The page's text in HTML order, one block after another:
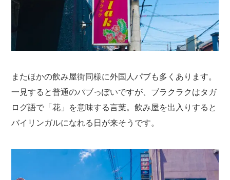
またほかの飲み屋街同様に外国人パブも多くあります。
一見すると普通のパブっぽいですが、ブラクラクはタガ
ログ語で「花」を意味する言葉。飲み屋を出入りすると
バイリンガルになれる日が来そうです。